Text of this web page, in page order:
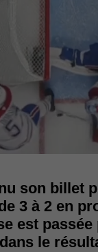
son billet
3 à 2 en
est
le